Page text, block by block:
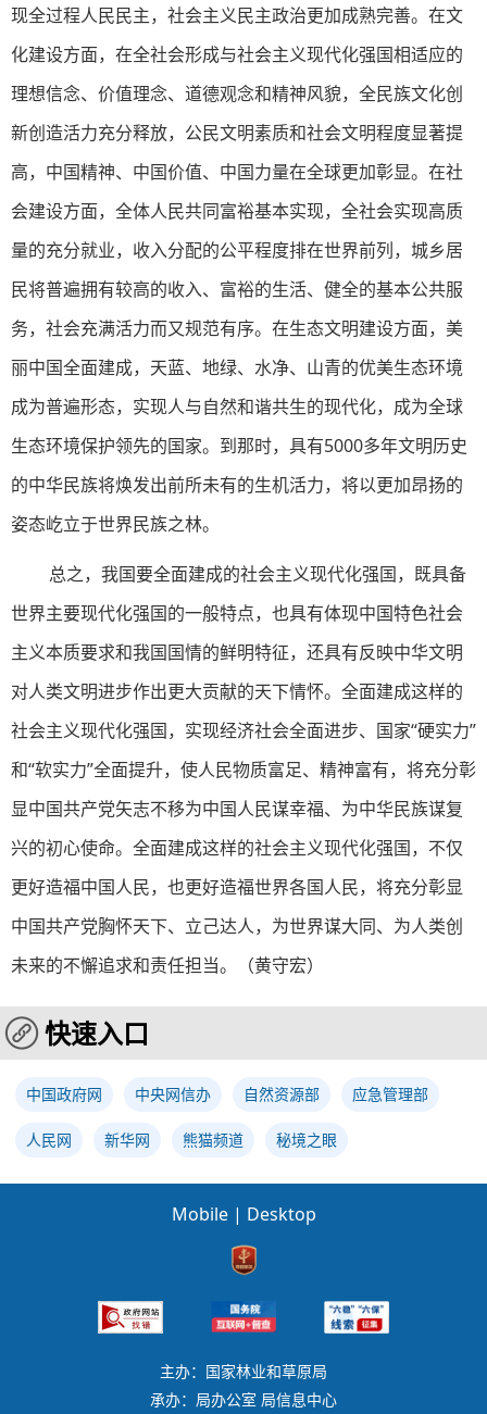
现全过程人民民主，社会主义民主政治更加成熟完善。在文
化建设方面，在全社会形成与社会主义现代化强国相适应的
理想信念、价值理念、道德观念和精神风貌，全民族文化创
新创造活力充分释放，公民文明素质和社会文明程度显著提
高，中国精神、中国价值、中国力量在全球更加彰显。在社
会建设方面，全体人民共同富裕基本实现，全社会实现高质
量的充分就业，收入分配的公平程度排在世界前列，城乡居
民将普遍拥有较高的收入、富裕的生活、健全的基本公共服
务，社会充满活力而又规范有序。在生态文明建设方面，美
丽中国全面建成，天蓝、地绿、水净、山青的优美生态环境
成为普遍形态，实现人与自然和谐共生的现代化，成为全球
生态环境保护领先的国家。到那时，具有5000多年文明历史
的中华民族将焕发出前所未有的生机活力，将以更加昂扬的
姿态屹立于世界民族之林。
总之，我国要全面建成的社会主义现代化强国，既具备
世界主要现代化强国的一般特点，也具有体现中国特色社会
主义本质要求和我国国情的鲜明特征，还具有反映中华文明
对人类文明进步作出更大贡献的天下情怀。全面建成这样的
社会主义现代化强国，实现经济社会全面进步、国家“硬实力”
和“软实力”全面提升，使人民物质富足、精神富有，将充分彰
显中国共产党矢志不移为中国人民谋幸福、为中华民族谋复
兴的初心使命。全面建成这样的社会主义现代化强国，不仅
更好造福中国人民，也更好造福世界各国人民，将充分彰显
中国共产党胸怀天下、立己达人，为世界谋大同、为人类创
未来的不懈追求和责任担当。（黄守宏）
快速入口
中国政府网 中央网信办 自然资源部 应急管理部
人民网 新华网 熊猫频道 秘境之眼
Mobile | Desktop
主办：国家林业和草原局
承办：局办公室 局信息中心